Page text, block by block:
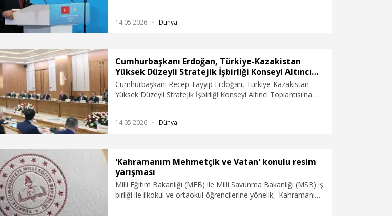
14.05.2026 Dünya
Cumhurbaşkanı Erdoğan, Türkiye-Kazakistan
Yüksek Düzeyli Stratejik İşbirliği Konseyi Altıncı
Toplantısı'na başkanlık etti
Cumhurbaşkanı Recep Tayyip Erdoğan, Türkiye-Kazakistan
Yüksek Düzeyli Stratejik İşbirliği Konseyi Altıncı Toplantısı'na
14.05.2026 Dünya
'Kahramanım Mehmetçik ve Vatan' konulu resim
yarışması
Milli Eğitim Bakanlığı (MEB) ile Milli Savunma Bakanlığı (MSB) iş
birliği ile ilkokul ve ortaokul öğrencilerine yönelik, 'Kahramanım